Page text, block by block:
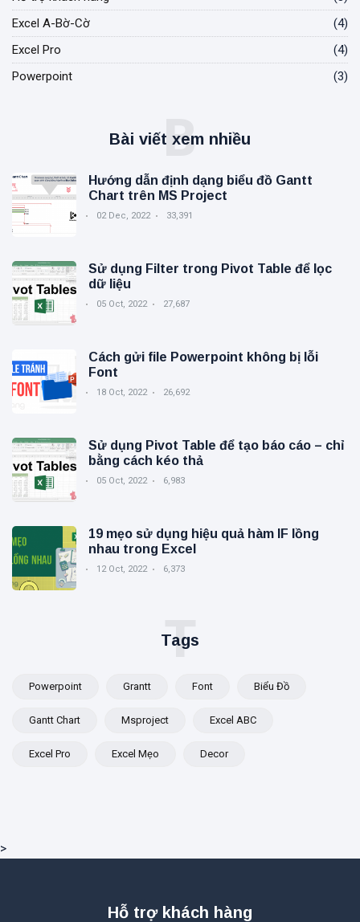
Excel A-Bờ-Cờ
(4)
Excel Pro
(4)
Powerpoint
(3)
Bài viết xem nhiều
B
Hướng dẫn định dạng biểu đồ Gantt
Chart trên MS Project
02 Dec, 2022 33,391
Sử dụng Filter trong Pivot Table để lọc
dữ liệu
05 Oct, 2022 27,687
Cách gửi file Powerpoint không bị lỗi
Font
18 Oct, 2022 26,692
Sử dụng Pivot Table để tạo báo cáo – chỉ
bằng cách kéo thả
05 Oct, 2022 6,983
19 mẹo sử dụng hiệu quả hàm IF lồng
nhau trong Excel
12 Oct, 2022 6,373
Tags
T
Powerpoint Grantt Font Biểu Đồ
Gantt Chart Msproject Excel ABC
Excel Pro Excel Mẹo Decor
>
Hỗ trợ khách hàng